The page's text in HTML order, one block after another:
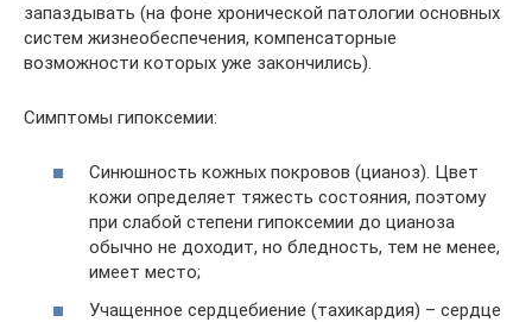
запаздывать (на фоне хронической патологии основных
систем жизнеобеспечения, компенсаторные
возможности которых уже закончились).
Симптомы гипоксемии:
Синюшность кожных покровов (цианоз). Цвет
кожи определяет тяжесть состояния, поэтому
при слабой степени гипоксемии до цианоза
обычно не доходит, но бледность, тем не менее,
имеет место;
Учащенное сердцебиение (тахикардия) – сердце